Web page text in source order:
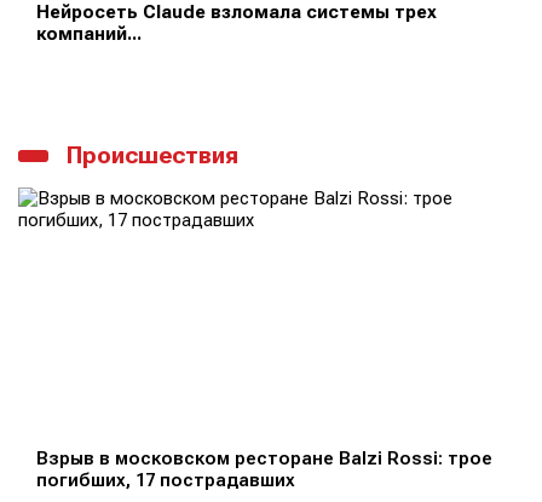
Нейросеть Claude взломала системы трех
компаний...
Происшествия
Взрыв в московском ресторане Balzi Rossi: трое
погибших, 17 пострадавших